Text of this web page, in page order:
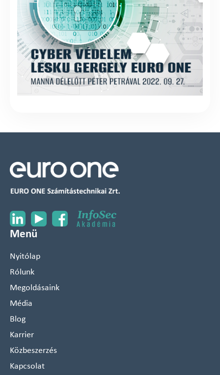
Menü
Nyitólap
Rólunk
Megoldásaink
Média
Blog
Karrier
Közbeszerzés
Kapcsolat